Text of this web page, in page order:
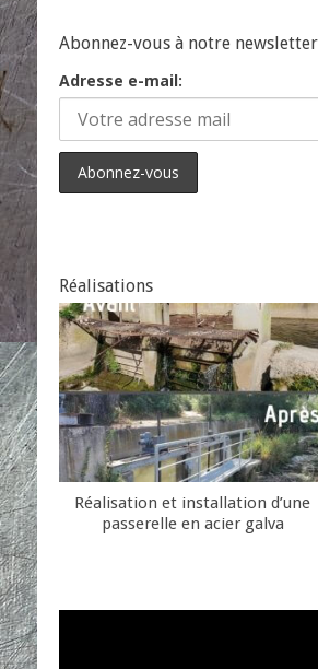
Abonnez-vous à notre newsletter
Adresse e-mail:
Réalisations
Réalisation et installation d’une
passerelle en acier galva